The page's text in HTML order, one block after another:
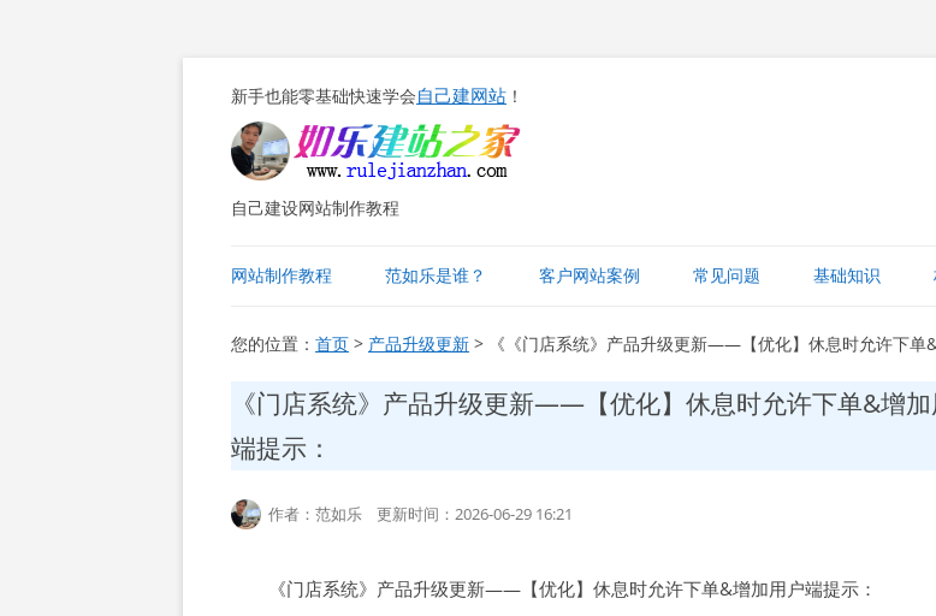
新手也能零基础快速学会自己建网站 ！
自己建设网站制作教程
至
正
网站制作教程 范如乐是谁？ 客户网站案例 常见问题 基础知识
您的位置： 首页 > 产品升级更新 > 《《门店系统》产品升级更新——【优化】休息时允许下单
《门店系统》产品升级更新——【优化】休息时允许下单&增
端提示：
作者：范如乐 更新时间：2026-06-29 16:21
《门店系统》产品升级更新——【优化】休息时允许下单&增加用户端提示：